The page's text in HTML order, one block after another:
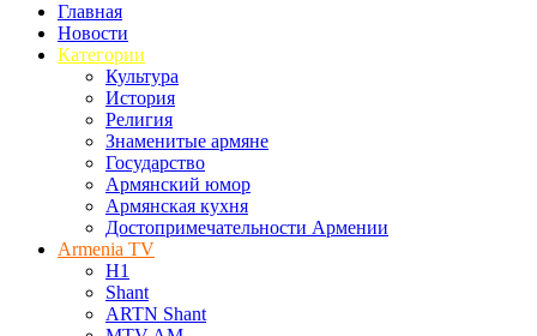
Главная
Новости
Категории
Культура
История
Религия
Знаменитые армяне
Государство
Армянский юмор
Армянская кухня
Достопримечательности Армении
Armenia TV
H1
Shant
ARTN Shant